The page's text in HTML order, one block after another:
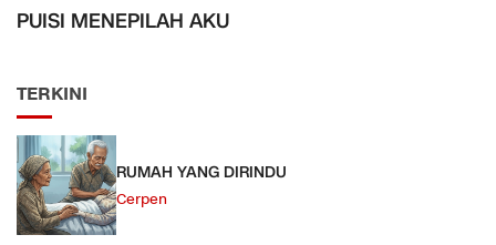
PUISI MENEPILAH AKU
TERKINI
RUMAH YANG DIRINDU
Cerpen